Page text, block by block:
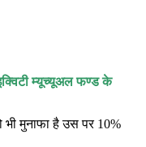
म्यूच्यूअल फण्ड के
मुनाफा है उस पर 10%